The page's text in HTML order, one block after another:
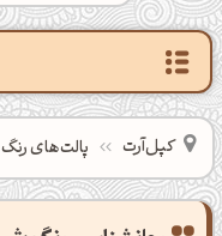
کپل‌آرت پالت‌های رنگ